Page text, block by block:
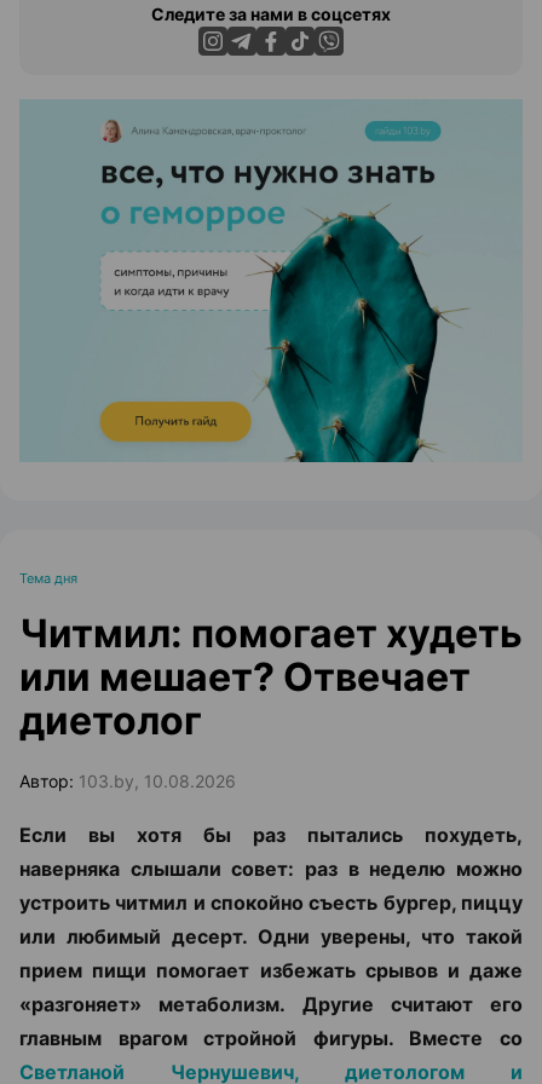
Следите за нами в соцсетях
ЭФФЕКТИВНАЯ РЕКЛАМА НА САЙТЕ
Тема дня
Читмил: помогает худеть
или мешает? Отвечает
диетолог
Автор: 103.by, 10.08.2026
Если вы хотя бы раз пытались похудеть,
наверняка слышали совет: раз в неделю можно
устроить читмил и спокойно съесть бургер, пиццу
или любимый десерт. Одни уверены, что такой
прием пищи помогает избежать срывов и даже
«разгоняет» метаболизм. Другие считают его
главным врагом стройной фигуры. Вместе со
Светланой Чернушевич, диетологом и